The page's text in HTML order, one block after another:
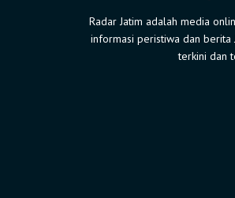
Radar Jatim adalah media
informasi peristiwa dan berita
terkini dan